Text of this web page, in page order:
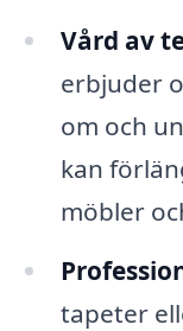
Vård av
erbjuder
om och
kan
möbler
tapeter